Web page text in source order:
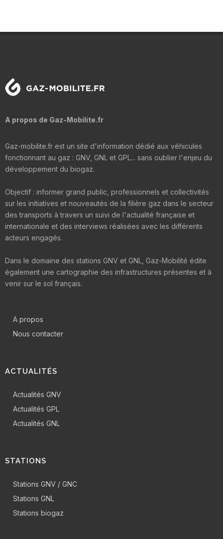
A propos de Gaz-Mobilite.fr
Gaz-mobilite.fr est un site d'information dédié aux véhicules
fonctionnant au gaz : GNV, GNL et GPL... sans oublier l'enjeu du
développement du biogaz.
Objectif : informer grand public, professionnels et collectivités
sur les initiatives et nouveautés de la filière gaz dans le secteur
des transports à travers un suivi de l'actualité française et
internationale et des interviews réalisées avec les différents
acteurs engagés.
Dans le domaine des stations GNV et GNL, Gaz-Mobilité édite
également une cartographie des infrastructures présentes et à
venir sur le sol français.
A propos
Nous contacter
ACTUALITÉS
Actualités GNV
Actualités GPL
Actualités GNL
STATIONS
Stations GNV / GNC
Stations GNL
Stations biogaz